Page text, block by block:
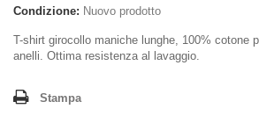
Condizione: Nuovo prodotto
T-shirt girocollo maniche lunghe, 100% cotone
anelli. Ottima resistenza al lavaggio.
Stampa